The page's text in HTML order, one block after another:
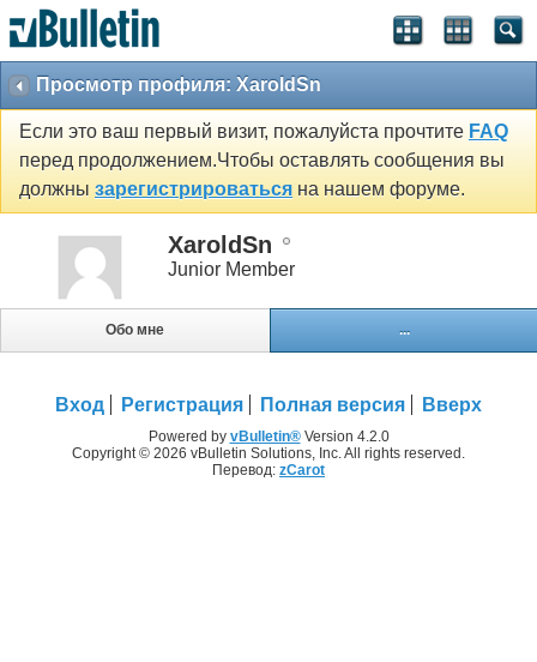
Просмотр профиля: XaroldSn
Если это ваш первый визит, пожалуйста прочтите FAQ
перед продолжением.Чтобы оставлять сообщения вы
должны зарегистрироваться на нашем форуме.
XaroldSn
Junior Member
Обо мне ...
Вход Регистрация Полная версия Вверх
Powered by vBulletin®Version 4.2.0
Copyright © 2026 vBulletin Solutions, Inc. All rights reserved.
Перевод: zCarot